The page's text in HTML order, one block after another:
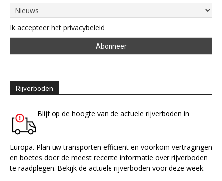
Ik accepteer het privacybeleid
Rijverboden
Blijf op de hoogte van de actuele rijverboden in
Europa. Plan uw transporten efficiënt en voorkom vertragingen
en boetes door de meest recente informatie over rijverboden
te raadplegen. Bekijk de actuele rijverboden voor deze week.